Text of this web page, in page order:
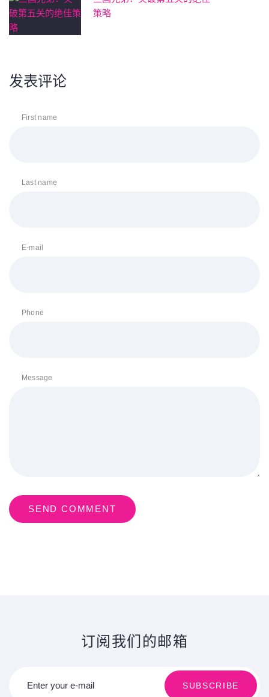
策略
发表评论
First name
Last name
E-mail
Phone
Message
SEND COMMENT
订阅我们的邮箱
Enter your e-mail SUBSCRIBE